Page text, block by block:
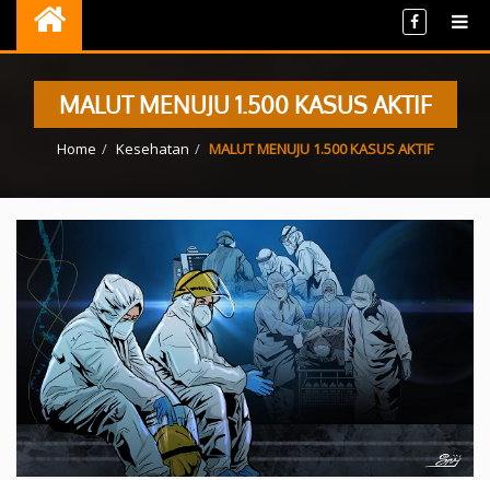
MALUT MENUJU 1.500 KASUS AKTIF
Home Kesehatan MALUT MENUJU 1.500 KASUS AKTIF